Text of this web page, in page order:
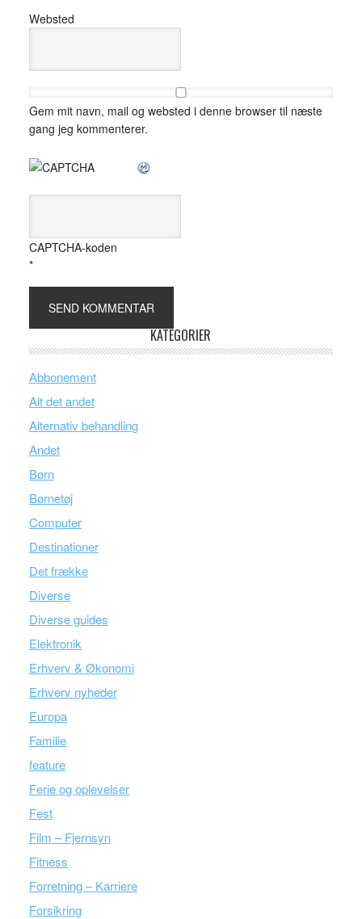
Websted
Gem mit navn, mail og websted i denne browser til næste
gang jeg kommenterer.
CAPTCHA-koden
*
KATEGORIER
Abbonement
Alt det andet
Alternativ behandling
Andet
Børn
Børnetøj
Computer
Destinationer
Det frække
Diverse
Diverse guides
Elektronik
Erhverv & Økonomi
Erhverv nyheder
Europa
Familie
feature
Ferie og oplevelser
Fest
Film – Fjernsyn
Fitness
Forretning – Karriere
Forsikring